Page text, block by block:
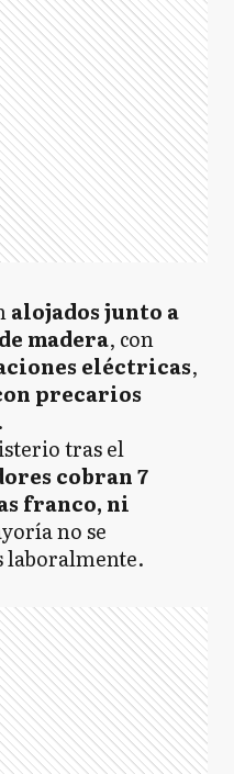
alojados junto a
madera, con
eléctricas,
precarios
tras el
cobran 7
franco, ni
no se
laboralmente.